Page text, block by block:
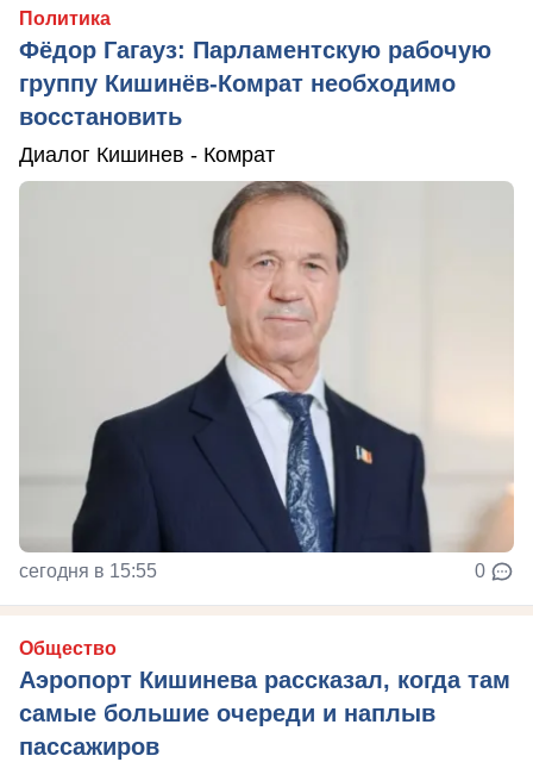
Политика
Фёдор Гагауз: Парламентскую рабочую
группу Кишинёв-Комрат необходимо
восстановить
Диалог Кишинев - Комрат
сегодня в 15:55 0
Общество
Аэропорт Кишинева рассказал, когда там
самые большие очереди и наплыв
пассажиров